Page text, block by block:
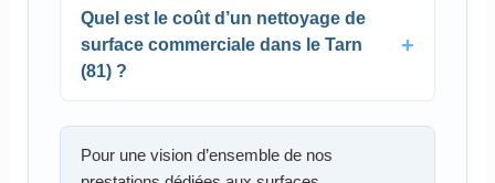
Quel est le coût d’un nettoyage de
surface commerciale dans le Tarn
(81) ?
Pour une vision d’ensemble de nos